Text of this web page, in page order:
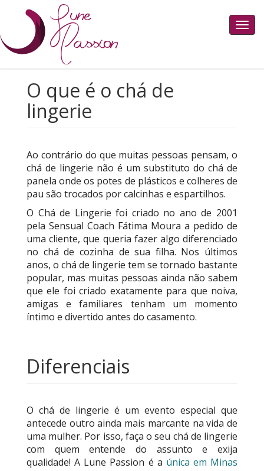
O que é o chá de
lingerie
Ao contrário do que muitas pessoas pensam, o
chá de lingerie não é um substituto do chá de
panela onde os potes de plásticos e colheres de
pau são trocados por calcinhas e espartilhos.
O Chá de Lingerie foi criado no ano de 2001
pela Sensual Coach Fátima Moura a pedido de
uma cliente, que queria fazer algo diferenciado
no chá de cozinha de sua filha. Nos últimos
anos, o chá de lingerie tem se tornado bastante
popular, mas muitas pessoas ainda não sabem
que ele foi criado exatamente para que noiva,
amigas e familiares tenham um momento
íntimo e divertido antes do casamento.
Diferenciais
O chá de lingerie é um evento especial que
antecede outro ainda mais marcante na vida de
uma mulher. Por isso, faça o seu chá de lingerie
com quem entende do assunto e exija
qualidade! A Lune Passion é a única em Minas